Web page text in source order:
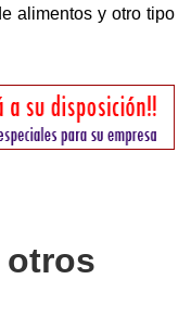
alimentos y otro tipo
otros